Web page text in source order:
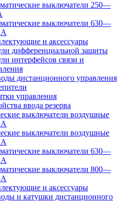
выключатели 250—
выключатели 630—
А
и аксессуары
дифференциальной защиты
интерфейсов связи и
дистанционного управления
управления
ввода резерва
выключатели воздушные
выключатели воздушные
выключатели 630—
А
выключатели 800—
А
и аксессуары
и катушки дистанционного